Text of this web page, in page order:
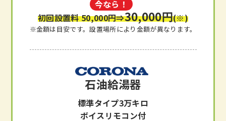
今なら！
初回設置料 50,000円⇒30,000円(※)
※金額は目安です。設置場所により金額が異なります。
石油給湯器
標準タイプ3万キロ
ボイスリモコン付